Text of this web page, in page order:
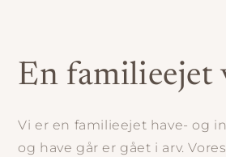
En familieejet
Vi er en familieejet have- og
og have går er gået i arv.